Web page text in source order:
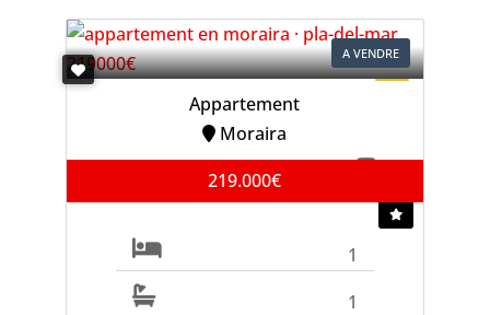
A VENDRE
Appartement
Moraira
219.000€
1
1